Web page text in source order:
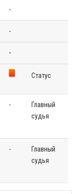
-
-
-
Статус
-
Главный
судья
-
Главный
судья